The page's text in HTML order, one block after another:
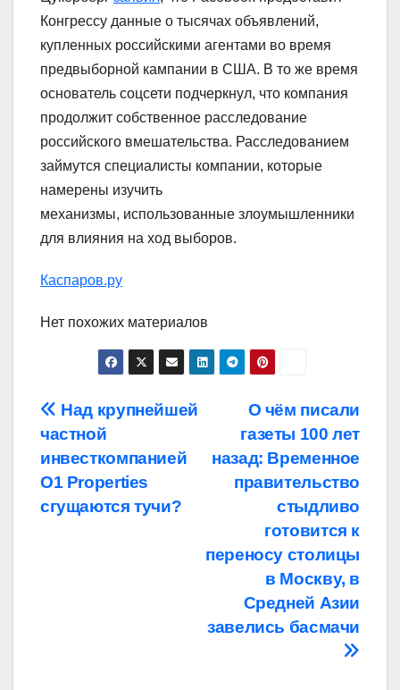
Конгрессу данные о тысячах объявлений,
купленных российскими агентами во время
предвыборной кампании в США. В то же время
основатель соцсети подчеркнул, что компания
продолжит собственное расследование
российского вмешательства. Расследованием
займутся специалисты компании, которые
намерены изучить
механизмы, использованные злоумышленники
для влияния на ход выборов.
Каспаров.ру
Нет похожих материалов
Навигация
по
записям
О чём писали
газеты 100 лет
назад: Временное
правительство
стыдливо
готовится к
переносу столицы
в Москву, в
Средней Азии
завелись басмачи
Над крупнейшей
частной
инвесткомпанией
O1 Properties
сгущаются тучи?